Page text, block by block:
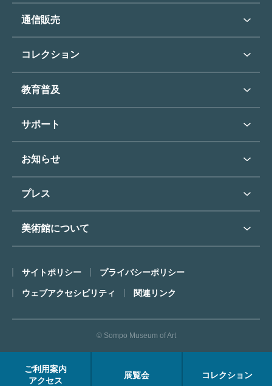
ご利用案内
アクセス
展覧会 コレクション
開館時間・休館日
アクセス
団体のご利用について
バリアフリー／小さなお子様
フロアマップ
ミュージアムショップ
カフェ
展覧会・イベントトップ
次回の展覧会
展覧会スケジュール
過去の展覧会
通信販売
通信販売トップ
コレクション
コレクショントップ
東郷青児
コレクションハイライト
教育普及
教育普及トップ
オンラインで美術鑑賞
博物館実習について
サポート
よくあるご質問
東郷⻘児作品著作権申請
お知らせ
お知らせトップ
プレス
プレスリリーストップ
美術館について
ごあいさつ
コンセプト
沿革
FACEアーカイブス
サイトポリシー プライバシーポリシー
ウェブアクセシビリティ 関連リンク
© Sompo Museum of Art